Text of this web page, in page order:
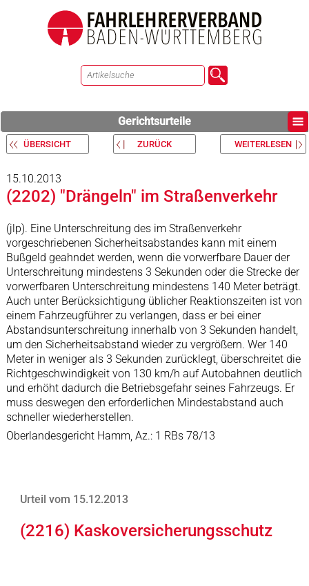
Gerichtsurteile
ÜBERSICHT ZURÜCK WEITERLESEN
15.10.2013
(2202) "Drängeln" im Straßenverkehr
(jlp). Eine Unterschreitung des im Straßenverkehr
vorgeschriebenen Sicherheitsabstandes kann mit einem
Bußgeld geahndet werden, wenn die vorwerfbare Dauer der
Unterschreitung mindestens 3 Sekunden oder die Strecke der
vorwerfbaren Unterschreitung mindestens 140 Meter beträgt.
Auch unter Berücksichtigung üblicher Reaktionszeiten ist von
einem Fahrzeugführer zu verlangen, dass er bei einer
Abstandsunterschreitung innerhalb von 3 Sekunden handelt,
um den Sicherheitsabstand wieder zu vergrößern. Wer 140
Meter in weniger als 3 Sekunden zurücklegt, überschreitet die
Richtgeschwindigkeit von 130 km/h auf Autobahnen deutlich
und erhöht dadurch die Betriebsgefahr seines Fahrzeugs. Er
muss deswegen den erforderlichen Mindestabstand auch
schneller wiederherstellen.
Oberlandesgericht Hamm, Az.: 1 RBs 78/13
Urteil vom 15.12.2013
(2216) Kaskoversicherungsschutz